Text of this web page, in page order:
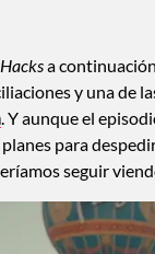
Hacksa
y una de
. Y aunque el
para
seguir